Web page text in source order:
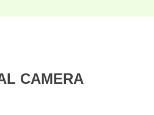
CAMERA